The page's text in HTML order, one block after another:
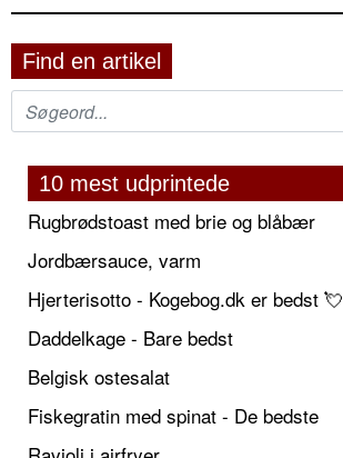
Find en artikel
10 mest udprintede
Rugbrødstoast med brie og blåbær
Jordbærsauce, varm
Hjerterisotto - Kogebog.dk er bedst 💘
Daddelkage - Bare bedst
Belgisk ostesalat
Fiskegratin med spinat - De bedste